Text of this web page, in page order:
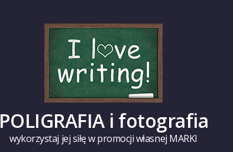
POLIGRAFIA i fotografia
wykorzystaj jej siłę w promocji własnej MARKI